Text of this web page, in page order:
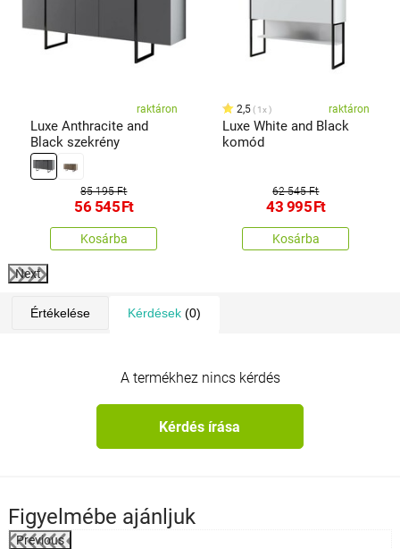
raktáron
Luxe Anthracite and
Black szekrény
85 195 Ft
56 545Ft
Kosárba
2,5 1x raktáron
Luxe White and Black
komód
62 545 Ft
43 995Ft
Kosárba
Next
Értékelése Kérdések(0)
A termékhez nincs kérdés
Kérdés írása
Figyelmébe ajánljuk
Previous